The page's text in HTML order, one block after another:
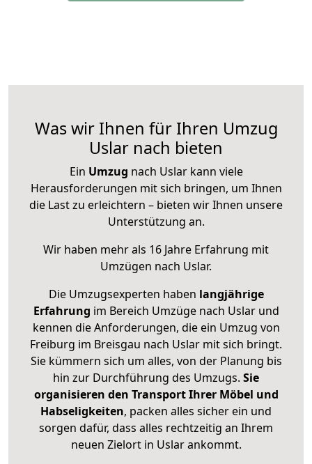
Was wir Ihnen für Ihren Umzug
Uslar nach bieten
Ein Umzug nach Uslar kann viele
Herausforderungen mit sich bringen, um Ihnen
die Last zu erleichtern – bieten wir Ihnen unsere
Unterstützung an.
Wir haben mehr als 16 Jahre Erfahrung mit
Umzügen nach Uslar.
Die Umzugsexperten haben langjährige
Erfahrung im Bereich Umzüge nach Uslar und
kennen die Anforderungen, die ein Umzug von
Freiburg im Breisgau nach Uslar mit sich bringt.
Sie kümmern sich um alles, von der Planung bis
hin zur Durchführung des Umzugs. Sie
organisieren den Transport Ihrer Möbel und
Habseligkeiten, packen alles sicher ein und
sorgen dafür, dass alles rechtzeitig an Ihrem
neuen Zielort in Uslar ankommt.